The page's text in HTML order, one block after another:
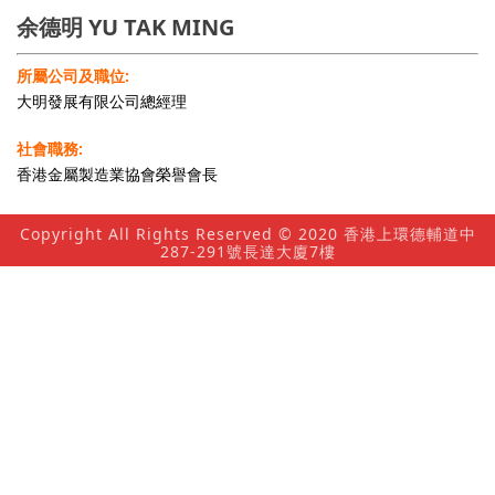
余德明 YU TAK MING
所屬公司及職位:
大明發展有限公司總經理
社會職務:
香港金屬製造業協會榮譽會長
Copyright All Rights Reserved © 2020 香港上環德輔道中
287-291號長達大廈7樓